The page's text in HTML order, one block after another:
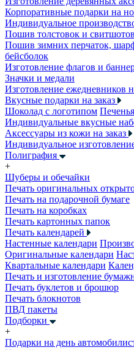
Корпоративные подарки на
Индивидуальное
Пошив толстовок и свитшотов
Пошив зимних перчаток,
бейсболок
Изготовление флагов и
Значки и медали
Изготовление ежедневников
Вкусные подарки на заказ
Шоколад с логотипом
Индивидуальные вкусные
Аксессуары из кожи на заказ
Индивидуальное
Полиграфия
+
Шуберы и обечайки
Печать оригинальных
Печать на подарочной бумаге
Печать на коробках
Печать картонных папок
Печать календарей
Настенные календари
Оригинальные календари
Квартальные календари
Печать и изготовление
Печать буклетов и брошюр
Печать блокнотов
ПВД пакеты
Подборки
+
Подарки на день